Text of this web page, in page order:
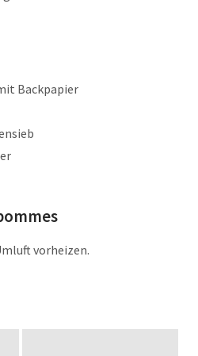
Backpapier
vorheizen.